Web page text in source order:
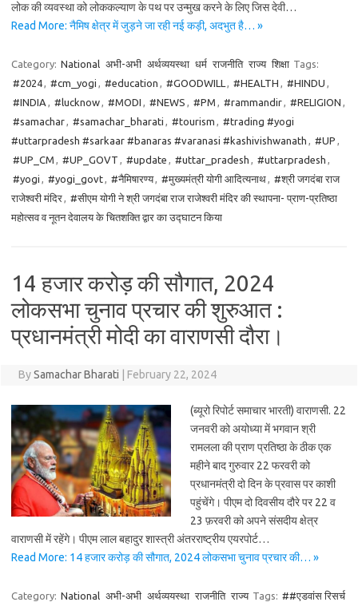
लोक की व्यवस्था को लोककल्याण के पथ पर उन्मुख करने के लिए जिस देवी…
Read More: नैमिष क्षेत्र में जुड़ने जा रही नई कड़ी, अदभुत है… »
Category: National अभी-अभी अर्थव्ययस्था धर्म राजनीति राज्य शिक्षा Tags:
#2024, #cm_yogi , #education , #GOODWILL , #HEALTH , #HINDU ,
#INDIA , #lucknow, #MODI , #NEWS , #PM , #rammandir, #RELIGION ,
#samachar, #samachar_bharati , #tourism , #trading #yogi
#uttarpradesh #sarkaar #banaras #varanasi #kashivishwanath , #UP ,
#UP_CM , #UP_GOVT , #update , #uttar_pradesh , #uttarpradesh ,
#yogi , #yogi_govt, #नैमिषारण्य, #मुख्यमंत्री योगी आदित्यनाथ, #श्री जगदंबा राज
राजेश्वरी मंदिर, #सीएम योगी ने श्री जगदंबा राज राजेश्वरी मंदिर की स्थापना- प्राण-प्रतिष्ठा
महोत्सव व नूतन देवालय के चितशक्ति द्वार का उद्घाटन किया
14 हजार करोड़ की सौगात, 2024
लोकसभा चुनाव प्रचार की शुरुआत :
प्रधानमंत्री मोदी का वाराणसी दौरा।
BySamachar Bharati February 22, 2024
(ब्यूरो रिपोर्ट समाचार भारती) वाराणसी. 22
जनवरी को अयोध्या में भगवान श्री
रामलला की प्राण प्रतिष्ठा के ठीक एक
महीने बाद गुरुवार 22 फरवरी को
प्रधानमंत्री दो दिन के प्रवास पर काशी
पहुंचेंगे। पीएम दो दिवसीय दौरे पर 22 व
23 फ़रवरी को अपने संसदीय क्षेत्र
वाराणसी में रहेंगे। पीएम लाल बहादुर शास्त्री अंतरराष्ट्रीय एयरपोर्ट…
Read More: 14 हजार करोड़ की सौगात, 2024 लोकसभा चुनाव प्रचार की… »
Category: National अभी-अभी अर्थव्ययस्था राजनीति राज्य Tags: ##एडवांस रिसर्च